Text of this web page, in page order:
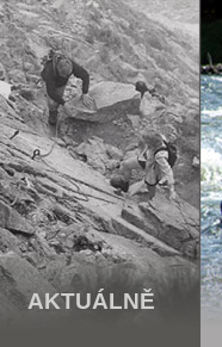
AKTUÁLNĚ